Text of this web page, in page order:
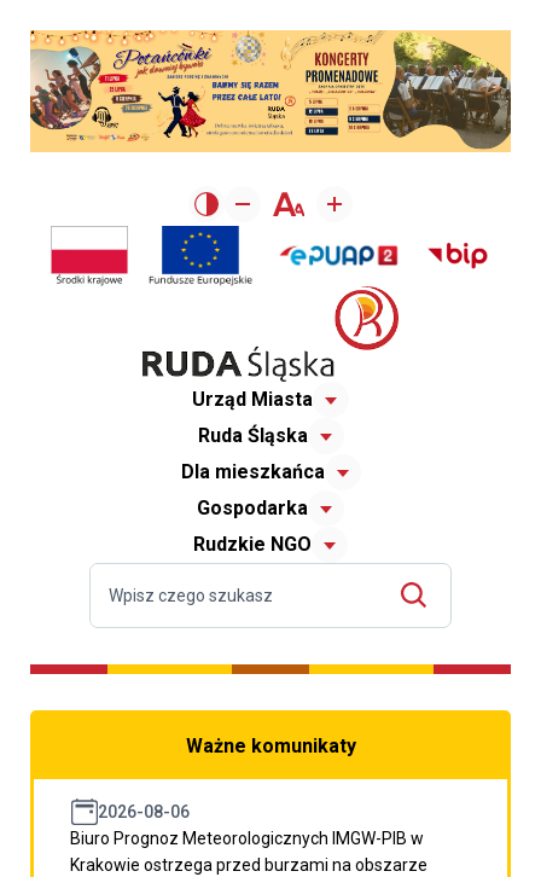
Urząd Miasta
Ruda Śląska
Dla mieszkańca
Gospodarka
Rudzkie NGO
Ważne komunikaty
2026-08-06
Biuro Prognoz Meteorologicznych IMGW-PIB w
Krakowie ostrzega przed burzami na obszarze